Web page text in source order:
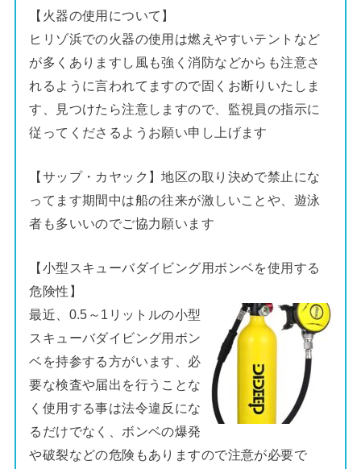
【火器の使用について】
ヒリゾ浜での火器の使用は燃えやすいテントなど
が多くありますし風も強く消防などからも注意さ
れるように言われてますので固くお断りいたしま
す、見つけたら注意しますので、監視員の指示に
従ってくださるようお願い申し上げます
【サップ・カヤック】地区の取り決めで禁止にな
ってます期間中は船の往来が激しいことや、遊泳
者も多いいのでご協力願います
【小型スキューバダイビング用ボンベを使用する
危険性】
最近、0.5～1リットルの小型
スキューバダイビング用ボン
ベを持参する方がいます、必
要な検査や届出を行うことな
く使用する事は法令違反にな
るだけでなく、ボンベの爆発
や破裂などの危険もありますので注意が必要で